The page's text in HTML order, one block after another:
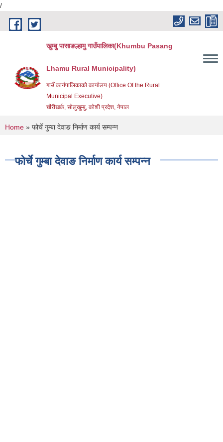
/
Skip to main content
खुम्बु पासाङल्हामु गाउँपालिका(Khumbu Pasang
Lhamu Rural Municipality)
गाउँ कार्यपालिकाको कार्यालय (Office Of the Rural
Municipal Executive)
चौंरीखर्क, सोलुखुम्बु, कोशी प्रदेश, नेपाल
You are here
Home » फोर्चे गुम्बा देवाङ निर्माण कार्य सम्पन्न
फोर्चे गुम्बा देवाङ निर्माण कार्य सम्पन्न